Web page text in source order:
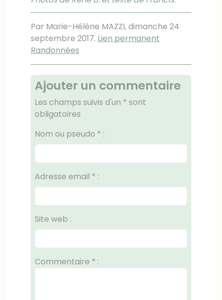
Par Marie-Hélène MAZZI,dimanche 24
septembre 2017. Lien permanent
Randonnées
Ajouter un commentaire
Les champs suivis d'un * sont
obligatoires
Nom ou pseudo * :
Adresse email * :
Site web :
Commentaire * :